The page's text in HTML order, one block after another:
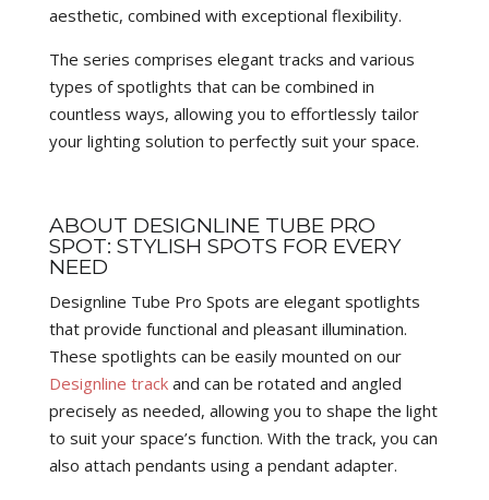
aesthetic, combined with exceptional flexibility.
The series comprises elegant tracks and various
types of spotlights that can be combined in
countless ways, allowing you to effortlessly tailor
your lighting solution to perfectly suit your space.
ABOUT DESIGNLINE TUBE PRO
SPOT: STYLISH SPOTS FOR EVERY
NEED
Designline Tube Pro Spots are elegant spotlights
that provide functional and pleasant illumination.
These spotlights can be easily mounted on our
Designline trackand can be rotated and angled
precisely as needed, allowing you to shape the light
to suit your space’s function. With the track, you can
also attach pendants using a pendant adapter.